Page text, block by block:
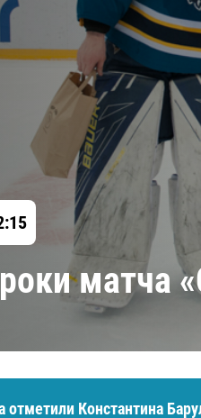
Драконы
матча
отметили Константина